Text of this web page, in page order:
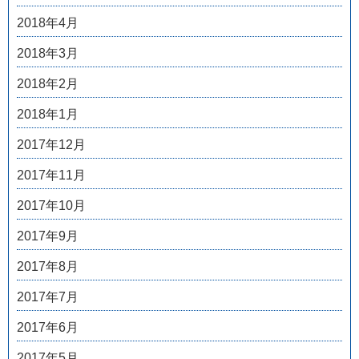
2018年4月
2018年3月
2018年2月
2018年1月
2017年12月
2017年11月
2017年10月
2017年9月
2017年8月
2017年7月
2017年6月